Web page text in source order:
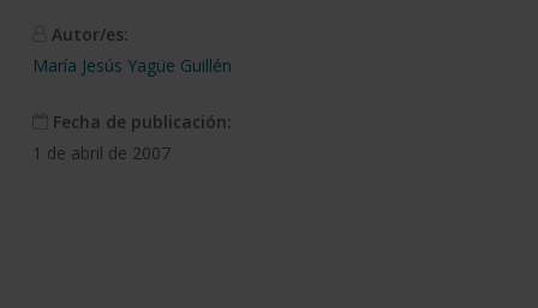
Autor/es:
María Jesús Yagüe Guillén
Fecha de publicación:
1 de abril de 2007